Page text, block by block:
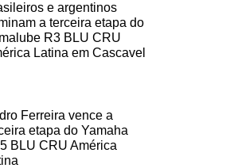
e argentinos
a terceira etapa do
R3 BLU CRU
Latina em Cascavel
Ferreira vence a
etapa do Yamaha
BLU CRU América